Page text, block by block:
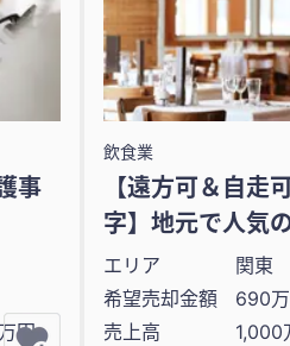
事
円
飲食業
【遠方可＆自走
字】地元で人気
エリア
関東
希望売却金額
690
売上高
1,000